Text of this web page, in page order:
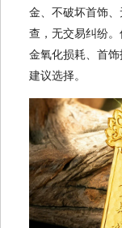
金、不破坏首饰
查，无交易纠纷
金氧化损耗、首
建议选择。